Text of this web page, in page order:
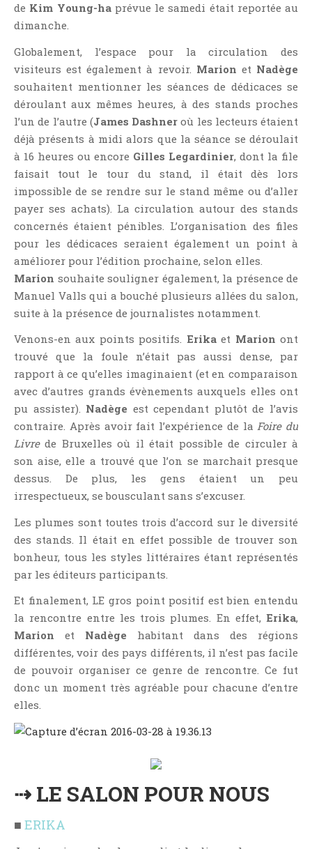
Littérature Contemporaine
Littérature Française
Littérature Gay
Littérature Lesbienne
Manga
New Adult
Nouvelle
Paranormal
Poésie
Point Lecture
Post Apocalyptique
Rendez-Vous Livresques
Road-Book
Roman
Roman D'apprentissage
Roman Noir
SF Et Fantasy
Sociologie
Surnaturel
Swaps Et Challenges
Tag
Témoignage
Thriller Psychologique
Top Ten Tuesday
Wish-List
Young Adult
de Kim Young-haprévue le samedi était reportée au
dimanche.
Globalement, l’espace pour la circulation des
visiteurs est également à revoir. Marion et Nadège
souhaitent mentionner les séances de dédicaces se
déroulant aux mêmes heures, à des stands proches
l’un de l’autre (James Dashner où les lecteurs étaient
déjà présents à midi alors que la séance se déroulait
à 16 heures ou encore Gilles Legardinier, dont la file
faisait tout le tour du stand, il était dès lors
impossible de se rendre sur le stand même ou d’aller
payer ses achats). La circulation autour des stands
concernés étaient pénibles. L’organisation des files
pour les dédicaces seraient également un point à
améliorer pour l’édition prochaine, selon elles.
Marion souhaite souligner également, la présence de
Manuel Valls qui a bouché plusieurs allées du salon,
suite à la présence de journalistes notamment.
Venons-en aux points positifs. Erikaet Marion ont
trouvé que la foule n’était pas aussi dense, par
rapport à ce qu’elles imaginaient (et en comparaison
avec d’autres grands évènements auxquels elles ont
pu assister). Nadège est cependant plutôt de l’avis
contraire. Après avoir fait l’expérience de laFoire du
Livrede Bruxelles où il était possible de circuler à
son aise, elle a trouvé que l’on se marchait presque
dessus. De plus, les gens étaient un peu
irrespectueux, se bousculant sans s’excuser.
Les plumes sont toutes trois d’accord sur le diversité
des stands. Il était en effet possible de trouver son
bonheur, tous les styles littéraires étant représentés
par les éditeurs participants.
Et finalement, LE gros point positif est bien entendu
la rencontre entre les trois plumes. En effet, Erika,
Marion et Nadège habitant dans des régions
différentes, voir des pays différents, il n’est pas facile
de pouvoir organiser ce genre de rencontre. Ce fut
donc un moment très agréable pour chacune d’entre
elles.
⇢ LE SALON POUR NOUS
■ ERIKA